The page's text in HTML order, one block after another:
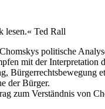
lesen.« Ted Rall
politische
mit der
der Bürger.
zum Verständnis von